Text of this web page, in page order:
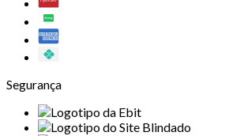
Segurança